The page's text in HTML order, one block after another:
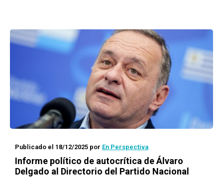
Publicado el 18/12/2025 por En Perspectiva
Informe político de autocrítica de Álvaro
Delgado al Directorio del Partido Nacional